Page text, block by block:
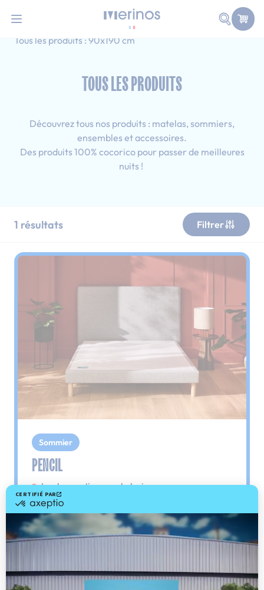
Faire
Accueil
Simple
Tous les produits : 90x190 cm
TOUS LES PRODUITS
Découvrez tous nos produits : matelas, sommiers,
ensembles et accessoires.
Des produits 100% cocorico pour passer de meilleures
nuits !
1 résultats Filtrer
Sommier
PENCIL
Le plus : soutien morphologique
Grâce à ses 3 zones de confort, le sommier
Pencil vous assure tout son soutien. Avec les
épaules, le dos et le bassin qui reposent sur ses
lattes, vous évitez les douleurs au petit matin.
Dès 501,00 €